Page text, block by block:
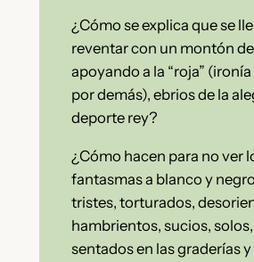
¿Cómo se explica que se
reventar con un montón
apoyando a la “roja”
por demás), ebrios de la
deporte rey?
¿Cómo hacen para no ver
fantasmas a blanco y
tristes, torturados,
hambrientos, sucios,
sentados en las graderías